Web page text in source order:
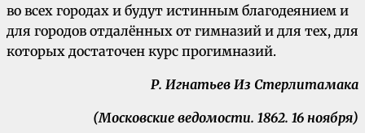
во всех городах и будут истинным благодеянием и
для городов отдалённых от гимназий и для тех, для
которых достаточен курс прогимназий.
Р. Игнатьев Из Стерлитамака
(Московские ведомости. 1862. 16 ноября)